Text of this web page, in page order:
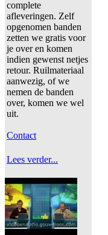
complete
afleveringen. Zelf
opgenomen banden
zetten we gratis voor
je over en komen
indien gewenst netjes
retour. Ruilmateriaal
aanwezig, of we
nemen de banden
over, komen we wel
uit.
Contact
Lees verder...